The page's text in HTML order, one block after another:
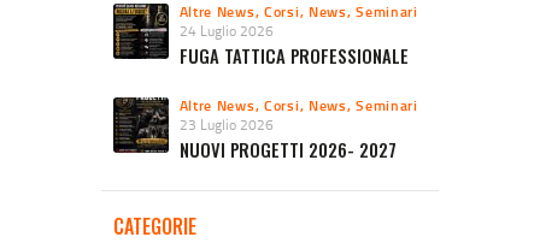
Altre News,Corsi, News,Seminari
24 Luglio 2026
FUGA TATTICA PROFESSIONALE
Altre News,Corsi, News,Seminari
23 Luglio 2026
NUOVI PROGETTI 2026- 2027
CATEGORIE